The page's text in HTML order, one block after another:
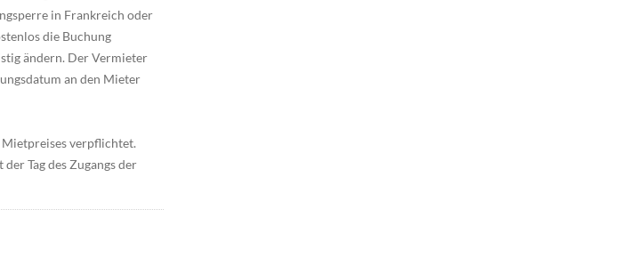
in Frankreich oder
die Buchung
ändern. Der Vermieter
an den Mieter
verpflichtet.
Tag des Zugangs der